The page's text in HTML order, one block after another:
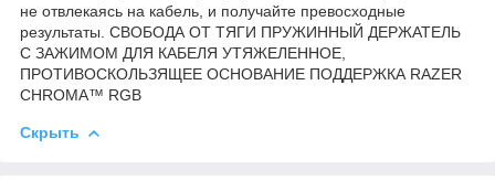
не отвлекаясь на кабель, и получайте превосходные
результаты. СВОБОДА ОТ ТЯГИ ПРУЖИННЫЙ ДЕРЖАТЕЛЬ
С ЗАЖИМОМ ДЛЯ КАБЕЛЯ УТЯЖЕЛЕННОЕ,
ПРОТИВОСКОЛЬЗЯЩЕЕ ОСНОВАНИЕ ПОДДЕРЖКА RAZER
CHROMA™ RGB
Скрыть